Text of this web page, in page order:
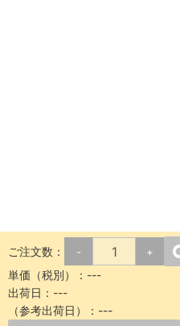
ご注文数： - +
単価（税別）： ---
出荷日： ---
（参考出荷日）： ---